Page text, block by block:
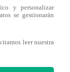
y personalizar
se gestionarán
leer nuestra